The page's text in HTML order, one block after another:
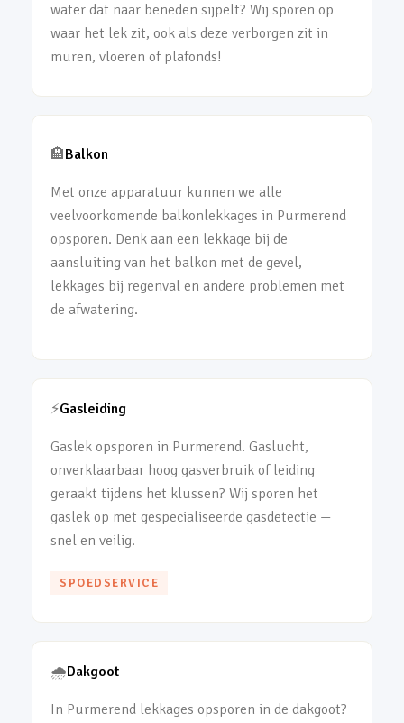
water dat naar beneden sijpelt? Wij sporen op
waar het lek zit, ook als deze verborgen zit in
muren, vloeren of plafonds!
🏨Balkon
Met onze apparatuur kunnen we alle
veelvoorkomende balkonlekkages in Purmerend
opsporen. Denk aan een lekkage bij de
aansluiting van het balkon met de gevel,
lekkages bij regenval en andere problemen met
de afwatering.
⚡Gasleiding
Gaslek opsporen in Purmerend. Gaslucht,
onverklaarbaar hoog gasverbruik of leiding
geraakt tijdens het klussen? Wij sporen het
gaslek op met gespecialiseerde gasdetectie —
snel en veilig.
SPOEDSERVICE
🌧️Dakgoot
In Purmerend lekkages opsporen in de dakgoot?